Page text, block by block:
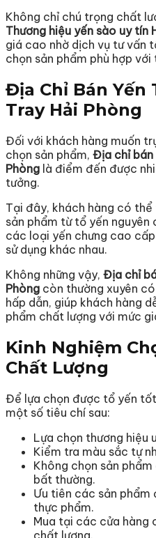
Không chỉ chú trọng chất
Thương hiệu yến sào uy tín
giá cao nhờ dịch vụ tư vấn
chọn sản phẩm phù hợp với
Địa Chỉ Bán Yến
Tray Hải Phòng
Đối với khách hàng muốn
chọn sản phẩm, Địa chỉ bán
Phòng là điểm đến được
tưởng.
Tại đây, khách hàng có
sản phẩm từ tổ yến
các loại yến chưng cao
sử dụng khác nhau.
Không những vậy, Địa chỉ
Phòng còn thường xuyên
hấp dẫn, giúp khách hàng
phẩm chất lượng với mức
Kinh Nghiệm
Chất Lượng
Để lựa chọn được tổ yến
một số tiêu chí sau:
Lựa chọn thương hiệu
Kiểm tra màu sắc tự
Không chọn sản
bất thường.
Ưu tiên các sản phẩm
thực phẩm.
Mua tại các cửa hàng
chất lượng.